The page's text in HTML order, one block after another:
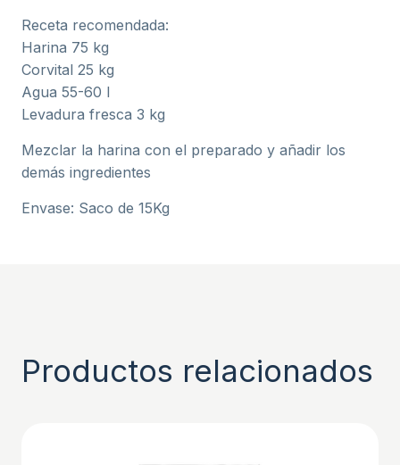
Receta recomendada:
Harina 75 kg
Corvital 25 kg
Agua 55-60 l
Levadura fresca 3 kg
Mezclar la harina con el preparado y añadir los
demás ingredientes
Envase: Saco de 15Kg
Productos relacionados